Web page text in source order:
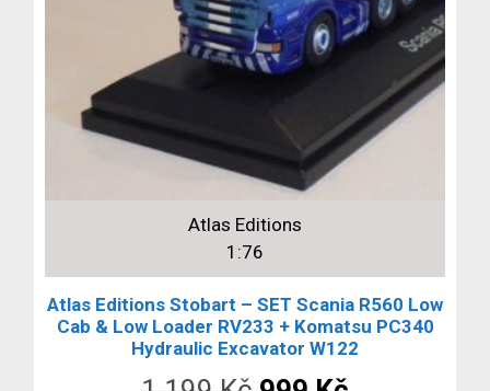
Atlas Editions
1:76
Atlas Editions Stobart – SET Scania R560 Low
Cab & Low Loader RV233 + Komatsu PC340
Hydraulic Excavator W122